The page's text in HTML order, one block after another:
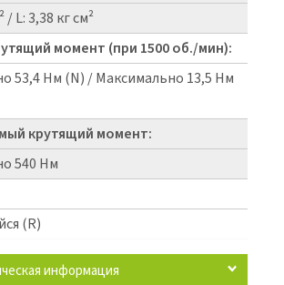
/ L: 3,38 кг см²
момент (при 1500 об./мин):
53,4 Нм (N) / Максимально 13,5 Нм
крутящий момент:
540 Нм
(R)
информация